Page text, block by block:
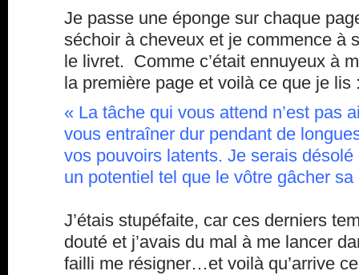
Je passe une éponge sur chaque
séchoir à cheveux et je commence à
le livret. Comme c’était ennuyeux à
la première page et voilà ce que je lis
« La tâche qui vous attend n’est pas
vous entraîner dur pendant de
vos pouvoirs latents. Je serais désolé
un potentiel tel que le vôtre gâcher sa
J’étais stupéfaite, car ces derniers
douté et j’avais du mal à me lancer
failli me résigner…et voilà qu’arrive